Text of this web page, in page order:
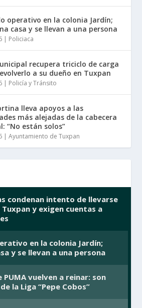
operativo en la colonia Jardín;
casa y se llevan a una persona
| Policiaca
recupera triciclo de carga
a su dueño en Tuxpan
| Policía y Tránsito
lleva apoyos a las
más alejadas de la cabecera
“No están solos”
|Ayuntamiento de Tuxpan